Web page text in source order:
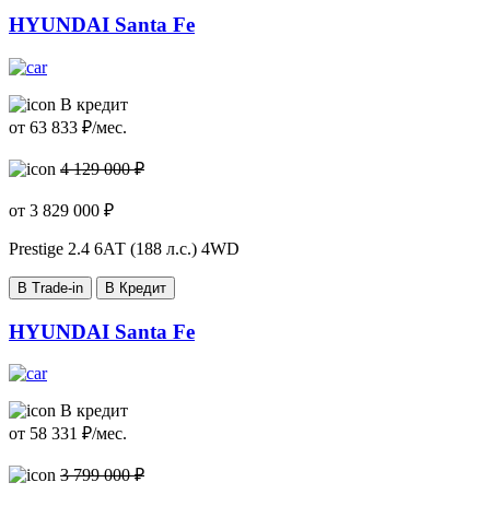
HYUNDAI Santa Fe
В кредит
от 63 833 ₽/мес.
4 129 000 ₽
от 3 829 000 ₽
Prestige 2.4 6АТ (188 л.с.) 4WD
В Trade-in В Кредит
HYUNDAI Santa Fe
В кредит
от 58 331 ₽/мес.
3 799 000 ₽